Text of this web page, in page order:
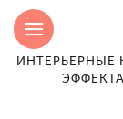
ИНТЕРЬЕРНЫЕ